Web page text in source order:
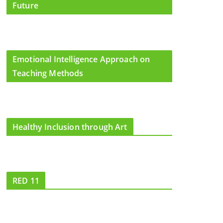
Future
Emotional Intelligence Approach on
Teaching Methods
Healthy Inclusion through Art
RED 11